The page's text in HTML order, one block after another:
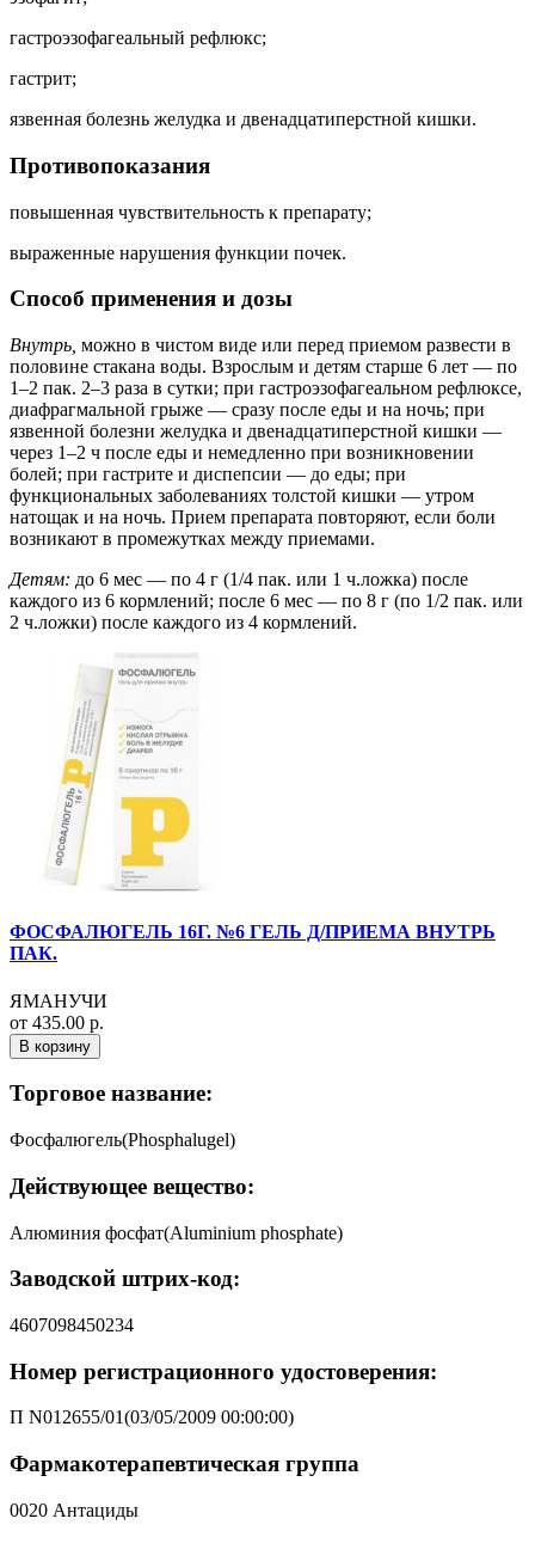
гастроэзофагеальный рефлюкс;
гастрит;
язвенная болезнь желудка и двенадцатиперстной кишки.
Противопоказания
повышенная чувствительность к препарату;
выраженные нарушения функции почек.
Способ применения и дозы
Внутрь, можно в чистом виде или перед приемом развести в
половине стакана воды. Взрослым и детям старше 6 лет — по
1–2 пак. 2–3 раза в сутки; при гастроэзофагеальном рефлюксе,
диафрагмальной грыже — сразу после еды и на ночь; при
язвенной болезни желудка и двенадцатиперстной кишки —
через 1–2 ч после еды и немедленно при возникновении
болей; при гастрите и диспепсии — до еды; при
функциональных заболеваниях толстой кишки — утром
натощак и на ночь. Прием препарата повторяют, если боли
возникают в промежутках между приемами.
Детям: до 6 мес — по 4 г (1/4 пак. или 1 ч.ложка) после
каждого из 6 кормлений; после 6 мес — по 8 г (по 1/2 пак. или
2 ч.ложки) после каждого из 4 кормлений.
ФОСФАЛЮГЕЛЬ 16Г. №6 ГЕЛЬ Д/ПРИЕМА ВНУТРЬ
ПАК.
ЯМАНУЧИ
от 435.00 р.
В корзину
Торговое название:
Фосфалюгель(Phosphalugel)
Действующее вещество:
Алюминия фосфат(Aluminium phosphate)
Заводской штрих-код:
4607098450234
Номер регистрационного удостоверения:
П N012655/01(03/05/2009 00:00:00)
Фармакотерапевтическая группа
0020 Антациды